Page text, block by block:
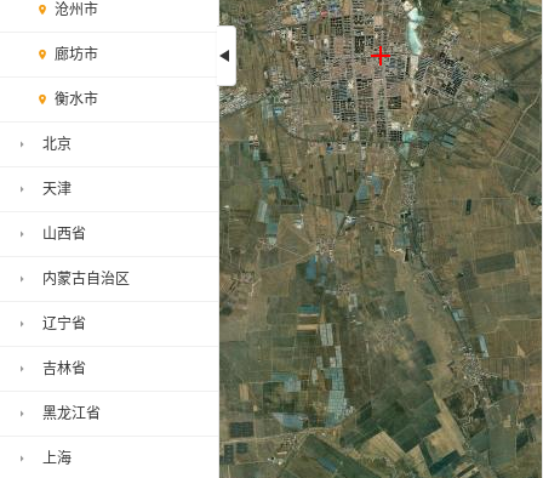
沧州市
廊坊市
衡水市
北京
天津
山西省
内蒙古自治区
辽宁省
吉林省
黑龙江省
上海
沽源县地图, 沽源县高清卫星地图加
载中,请稍后...